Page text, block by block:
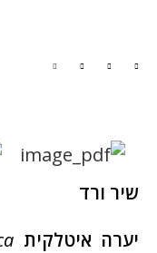
שיר ורד
יערה איטלקית